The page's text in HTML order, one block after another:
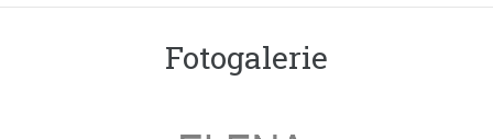
Fotogalerie